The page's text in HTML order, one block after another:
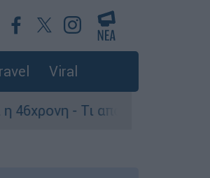
Viral
στους